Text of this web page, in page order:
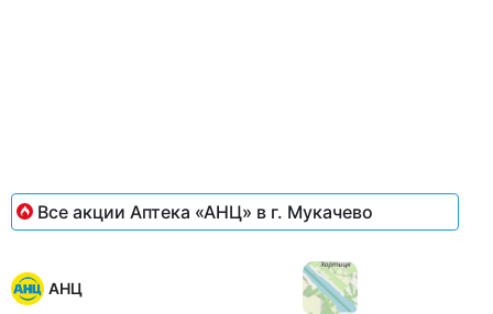
Все акции Аптека «АНЦ» в г. Мукачево
АНЦ